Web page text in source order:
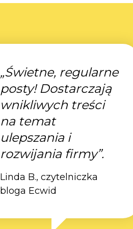
„Świetne, regularne
posty! Dostarczają
wnikliwych treści
na temat
ulepszania i
rozwijania firmy”.
Linda B., czytelniczka
bloga Ecwid